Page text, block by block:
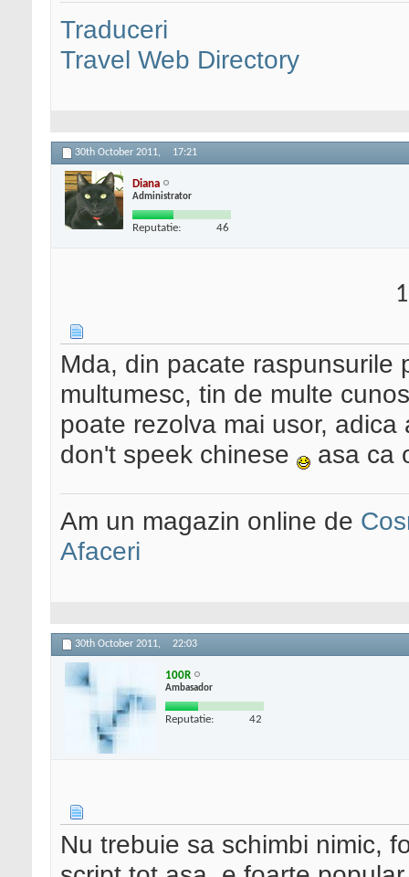
Traduceri
Travel Web Directory
30th October 2011, 17:21
Diana
Administrator
Reputatie: 46
Mda, din pacate raspunsurile
multumesc, tin de multe
poate rezolva mai usor,
don't speek chinese
asa ca
Am un magazin online de
Afaceri
30th October 2011, 22:03
100R
Ambasador
Reputatie: 42
Nu trebuie sa schimbi nimic,